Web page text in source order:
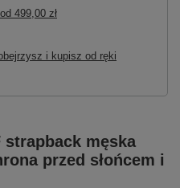
od 499,00 zł
i kupisz od ręki
strapback męska
przed słońcem i